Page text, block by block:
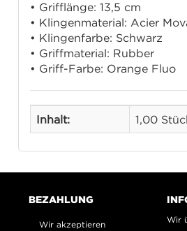
• Grifflänge: 13,5 cm
• Klingenmaterial: Acier
• Klingenfarbe: Schwarz
• Griffmaterial: Rubber
• Griff-Farbe: Orange Fluo
Inhalt: 1,00
BEZAHLUNG
Wir akzeptieren
Wir